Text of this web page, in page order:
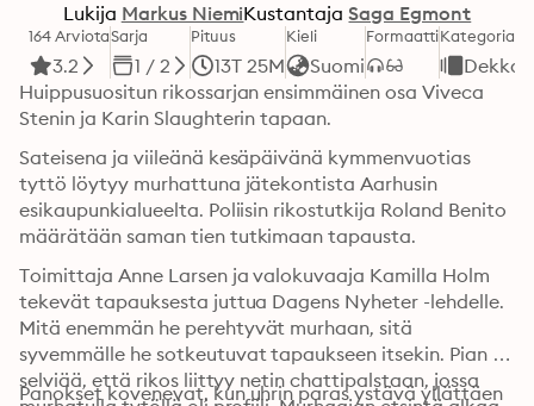
Lukija Markus NiemiKustantaja Saga Egmont
164 Arviota
3.2
Sarja
1 / 2
Pituus
13T 25M
Kieli
Suomi
FormaattiKategoria
Huippusuositun rikossarjan ensimmäinen osa Viveca
Sateisena ja viileänä kesäpäivänä kymmenvuotias
tyttö löytyy murhattuna jätekontista Aarhusin
esikaupunkialueelta. Poliisin rikostutkija Roland Benito
Toimittaja Anne Larsen ja valokuvaaja Kamilla Holm
tekevät tapauksesta juttua Dagens Nyheter -lehdelle.
Mitä enemmän he perehtyvät murhaan, sitä
syvemmälle he sotkeutuvat tapaukseen itsekin. Pian
selviää, että rikos liittyy netin chattipalstaan, jossa
Panokset kovenevat, kun uhrin paras ystävä yllättäen